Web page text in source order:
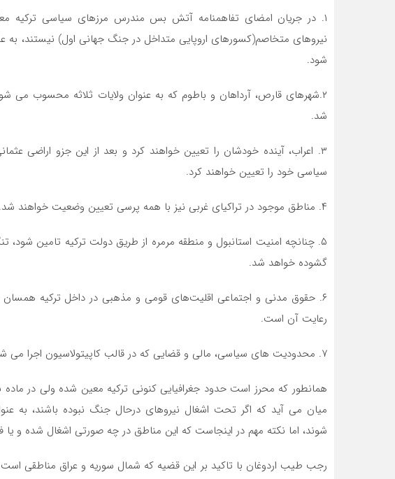
۱. در جریان امضای تفاهمنامه آتش بس مندرس مرزهای سیاسی
نیروهای متخاصم(کسورهای اروپایی متداخل در جنگ جهانی اول) نیستند،
شود.
۲.شهرهای قارص، آرداهان و باطوم که به عنوان ولایات ثلاثه محسوب می
شد.
۳. اعراب، آینده خودشان را تعیین خواهند کرد و بعد از این جزو اراضی
سیاسی خود را تعیین خواهند کرد.
۴. مناطق موجود در تراکیای غربی نیز با همه پرسی تعیین وضعیت خواهند شد.
۵. چنانچه امنیت استانبول و منطقه مرمره از طریق دولت ترکیه تامین شود،
گشوده خواهد شد.
۶. حقوق مدنی و اجتماعی اقلیت‌های قومی و مذهبی در داخل ترکیه
رعایت آن است.
۷. محدودیت های سیاسی، مالی و قضایی که در قالب کاپیتولاسیون اجرا می شده است، بعد از این ملغی می شود.
همانطور که محرز است حدود جغرافیایی کنونی ترکیه معین شده ولی در
میان می آید که اگر تحت اشغال نیروهای درحال جنگ نبوده باشند، به
شوند، اما نکته مهم در اینجاست که این مناطق در چه صورتی اشغال شده و یا
رجب طیب اردوغان با تاکید بر این قضیه که شمال سوریه و عراق مناطقی